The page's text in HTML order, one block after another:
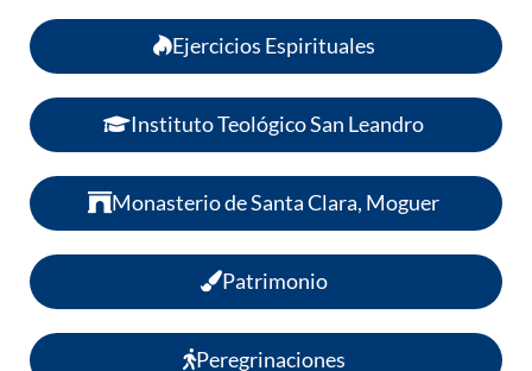
Ejercicios Espirituales
Instituto Teológico San Leandro
Monasterio de Santa Clara, Moguer
Patrimonio
Peregrinaciones